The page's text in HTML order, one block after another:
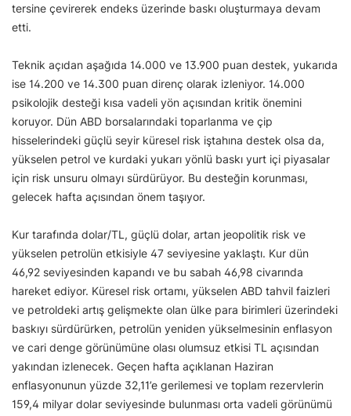
tersine çevirerek endeks üzerinde baskı oluşturmaya devam
etti.
Teknik açıdan aşağıda 14.000 ve 13.900 puan destek, yukarıda
ise 14.200 ve 14.300 puan direnç olarak izleniyor. 14.000
psikolojik desteği kısa vadeli yön açısından kritik önemini
koruyor. Dün ABD borsalarındaki toparlanma ve çip
hisselerindeki güçlü seyir küresel risk iştahına destek olsa da,
yükselen petrol ve kurdaki yukarı yönlü baskı yurt içi piyasalar
için risk unsuru olmayı sürdürüyor. Bu desteğin korunması,
gelecek hafta açısından önem taşıyor.
Kur tarafında dolar/TL, güçlü dolar, artan jeopolitik risk ve
yükselen petrolün etkisiyle 47 seviyesine yaklaştı. Kur dün
46,92 seviyesinden kapandı ve bu sabah 46,98 civarında
hareket ediyor. Küresel risk ortamı, yükselen ABD tahvil faizleri
ve petroldeki artış gelişmekte olan ülke para birimleri üzerindeki
baskıyı sürdürürken, petrolün yeniden yükselmesinin enflasyon
ve cari denge görünümüne olası olumsuz etkisi TL açısından
yakından izlenecek. Geçen hafta açıklanan Haziran
enflasyonunun yüzde 32,11’e gerilemesi ve toplam rezervlerin
159,4 milyar dolar seviyesinde bulunması orta vadeli görünümü